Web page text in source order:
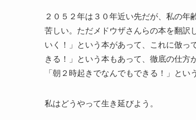
２０５２年は３０年近い先だが、私の
苦しい。ただメドウザさんらの本を翻訳
いく！」という本があって、これに倣っ
きる！」という本もあって、徹底の仕方
「朝２時起きでなんでもできる！」とい
私はどうやって生き延びよう。